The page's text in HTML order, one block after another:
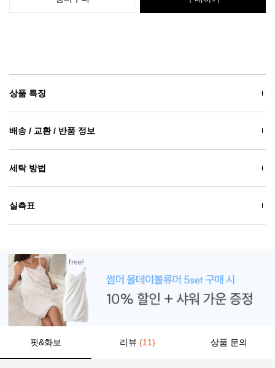
상품 특징
배송 / 교환 / 반품 정보
세탁 방법
실측표
핏&화보 리뷰 (11) 상품 문의